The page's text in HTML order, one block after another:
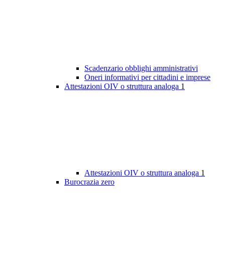
Scadenzario obblighi amministrativi
Oneri informativi per cittadini e imprese
Attestazioni OIV o struttura analoga 1
Attestazioni OIV o struttura analoga 1
Burocrazia zero